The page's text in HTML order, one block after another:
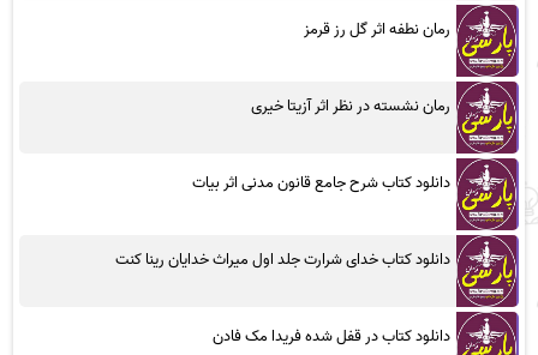
رمان نطفه اثر گل رز قرمز
رمان نشسته در نظر اثر آزیتا خیری
دانلود کتاب شرح جامع قانون مدنی اثر بیات
دانلود کتاب خدای شرارت جلد اول میراث خدایان رینا کنت
دانلود کتاب در قفل شده فریدا مک فادن